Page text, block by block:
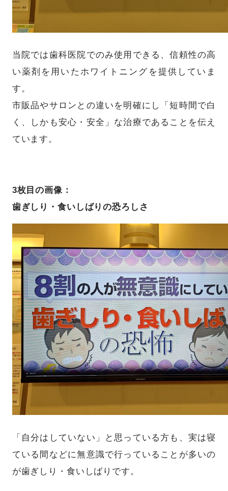
当院では歯科医院でのみ使用できる、信頼性の高
い薬剤を用いたホワイトニングを提供していま
す。
市販品やサロンとの違いを明確にし「短時間で白
く、しかも安心・安全」な治療であることを伝え
ています。
3枚目の画像：
歯ぎしり・食いしばりの恐ろしさ
「自分はしていない」と思っている方も、実は寝
ている間などに無意識で行っていることが多いの
が歯ぎしり・食いしばりです。